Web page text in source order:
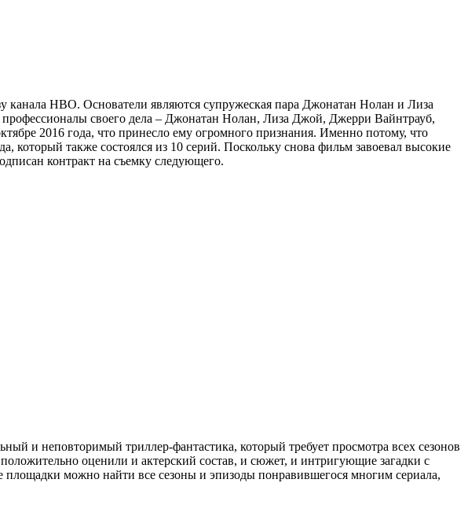
канала НВО. Основатели являются супружеская пара Джонатан Нолан и Лиза
своего дела – Джонатан Нолан, Лиза Джой, Джерри Вайнтрауб,
2016 года, что принесло ему огромного признания. Именно потому, что
также состоялся из 10 серий. Поскольку снова фильм завоевал высокие
контракт на съемку следующего.
и неповторимый триллер-фантастика, который требует просмотра всех сезонов
оценили и актерский состав, и сюжет, и интригующие загадки с
можно найти все сезоны и эпизоды понравившегося многим сериала,